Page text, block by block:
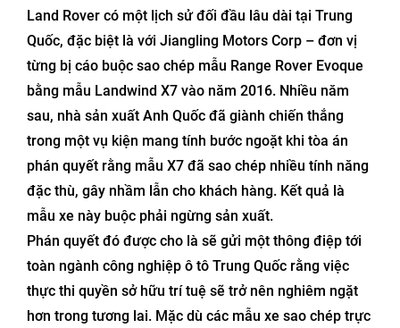
Land Rover có một lịch sử đối đầu lâu dài tại Trung
Quốc, đặc biệt là với Jiangling Motors Corp – đơn vị
từng bị cáo buộc sao chép mẫu Range Rover Evoque
bằng mẫu Landwind X7 vào năm 2016. Nhiều năm
sau, nhà sản xuất Anh Quốc đã giành chiến thắng
trong một vụ kiện mang tính bước ngoặt khi tòa án
phán quyết rằng mẫu X7 đã sao chép nhiều tính năng
đặc thù, gây nhầm lẫn cho khách hàng. Kết quả là
mẫu xe này buộc phải ngừng sản xuất.
Phán quyết đó được cho là sẽ gửi một thông điệp tới
toàn ngành công nghiệp ô tô Trung Quốc rằng việc
thực thi quyền sở hữu trí tuệ sẽ trở nên nghiêm ngặt
hơn trong tương lai. Mặc dù các mẫu xe sao chép trực